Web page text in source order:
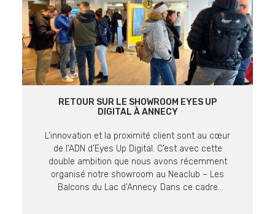
RETOUR SUR LE SHOWROOM EYES UP
DIGITAL À ANNECY
L’innovation et la proximité client sont au cœur
de l’ADN d’Eyes Up Digital. C’est avec cette
double ambition que nous avons récemment
organisé notre showroom au Neaclub – Les
Balcons du Lac d’Annecy. Dans ce cadre